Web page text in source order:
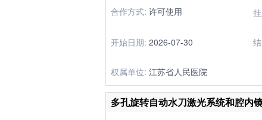
合作方式: 许可使用
开始日期: 2026-07-30
权属单位: 江苏省人民医院